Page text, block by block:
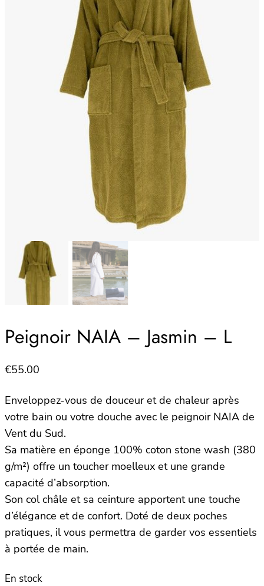
Peignoir NAIA – Jasmin – L
€55.00
Enveloppez-vous de douceur et de chaleur après
votre bain ou votre douche avec le peignoir NAIA de
Vent du Sud.
Sa matière en éponge 100% coton stone wash (380
g/m²) offre un toucher moelleux et une grande
capacité d’absorption.
Son col châle et sa ceinture apportent une touche
d’élégance et de confort. Doté de deux poches
pratiques, il vous permettra de garder vos essentiels
à portée de main.
En stock